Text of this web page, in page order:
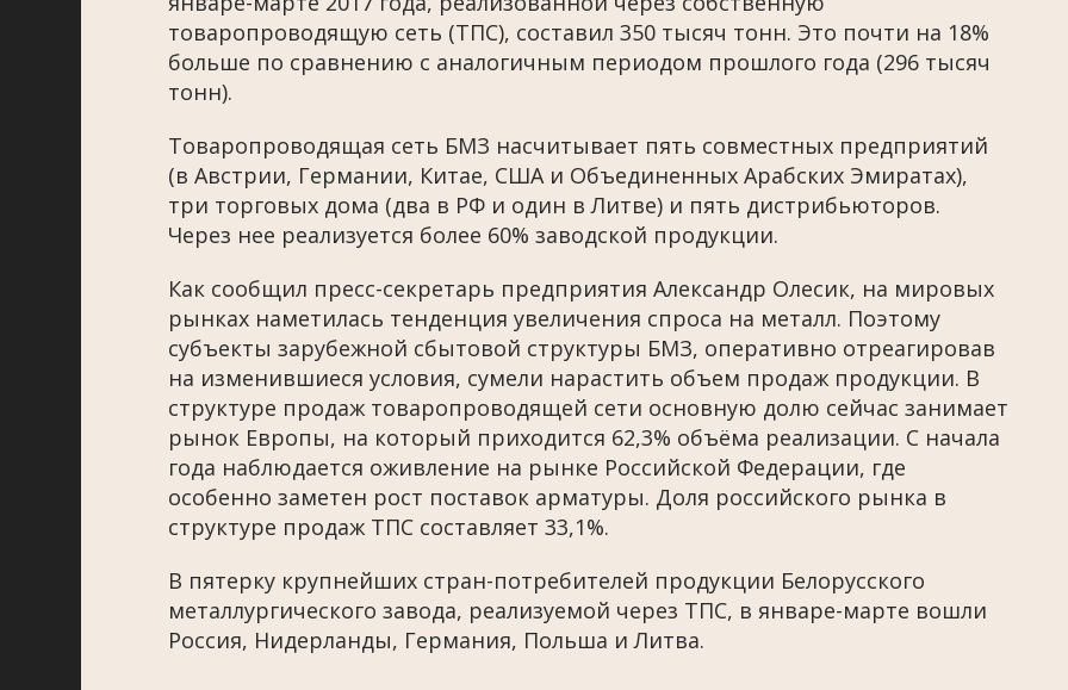
товаропроводящую сеть (ТПС), составил 350 тысяч тонн. Это почти на 18%
больше по сравнению с аналогичным периодом прошлого года (296 тысяч
тонн).
Товаропроводящая сеть БМЗ насчитывает пять совместных предприятий
(в Австрии, Германии, Китае, США и Объединенных Арабских Эмиратах),
три торговых дома (два в РФ и один в Литве) и пять дистрибьюторов.
Через нее реализуется более 60% заводской продукции.
Как сообщил пресс-секретарь предприятия Александр Олесик, на мировых
рынках наметилась тенденция увеличения спроса на металл. Поэтому
субъекты зарубежной сбытовой структуры БМЗ, оперативно отреагировав
на изменившиеся условия, сумели нарастить объем продаж продукции. В
структуре продаж товаропроводящей сети основную долю сейчас занимает
рынок Европы, на который приходится 62,3% объёма реализации. С начала
года наблюдается оживление на рынке Российской Федерации, где
особенно заметен рост поставок арматуры. Доля российского рынка в
структуре продаж ТПС составляет 33,1%.
В пятерку крупнейших стран-потребителей продукции Белорусского
металлургического завода, реализуемой через ТПС, в январе-марте вошли
Россия, Нидерланды, Германия, Польша и Литва.